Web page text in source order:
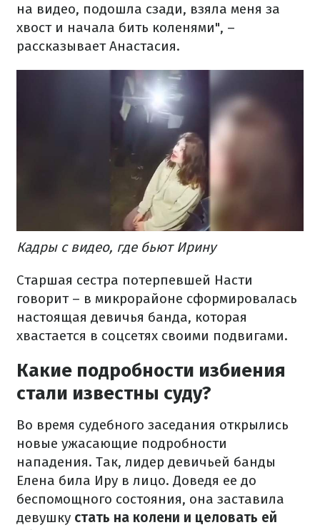
на видео, подошла сзади, взяла меня за
хвост и начала бить коленями", –
рассказывает Анастасия.
Кадры с видео, где бьют Ирину
Старшая сестра потерпевшей Насти
говорит – в микрорайоне сформировалась
настоящая девичья банда, которая
хвастается в соцсетях своими подвигами.
Какие подробности избиения
стали известны суду?
Во время судебного заседания открылись
новые ужасающие подробности
нападения. Так, лидер девичьей банды
Елена била Иру в лицо. Доведя ее до
беспомощного состояния, она заставила
девушку стать на колени и целовать ей